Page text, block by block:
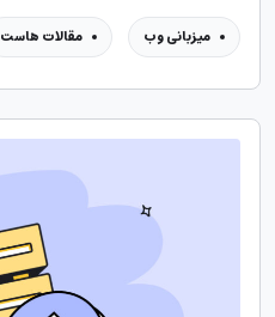
میزبانی وب مقالات هاست